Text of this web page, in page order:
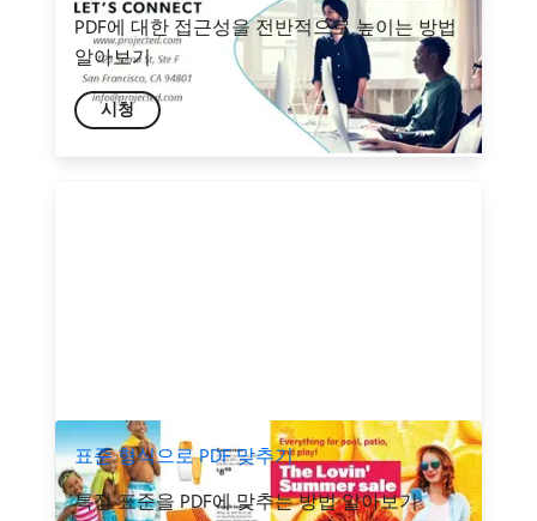
PDF에 대한 접근성을 전반적으로 높이는 방법
알아보기
시청
표준 형식으로 PDF 맞추기
특정 표준을 PDF에 맞추는 방법 알아보기